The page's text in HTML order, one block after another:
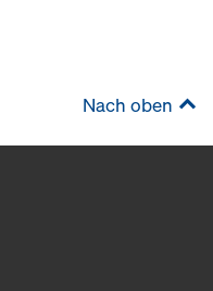
Nach oben